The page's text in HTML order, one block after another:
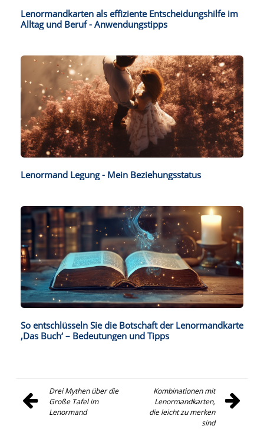
Lenormandkarten als effiziente Entscheidungshilfe im
Alltag und Beruf - Anwendungstipps
Lenormand Legung - Mein Beziehungsstatus
So entschlüsseln Sie die Botschaft der Lenormandkarte
‚Das Buch‘ – Bedeutungen und Tipps
Beitragsnavigation
Drei Mythen über die
Große Tafel im
Lenormand
Kombinationen mit
Lenormandkarten,
die leicht zu merken
sind